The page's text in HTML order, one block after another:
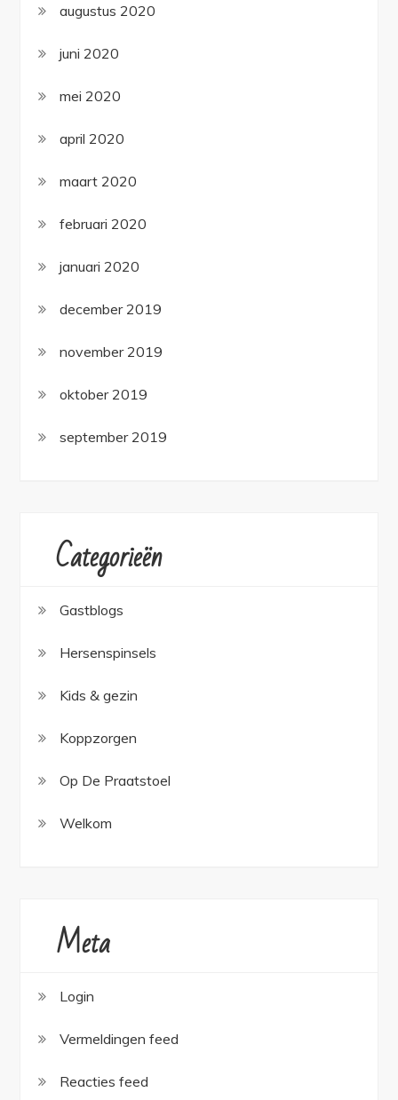
augustus 2020
juni 2020
mei 2020
april 2020
maart 2020
februari 2020
januari 2020
december 2019
november 2019
oktober 2019
september 2019
Categorieën
Gastblogs
Hersenspinsels
Kids & gezin
Koppzorgen
Op De Praatstoel
Welkom
Meta
Login
Vermeldingen feed
Reacties feed